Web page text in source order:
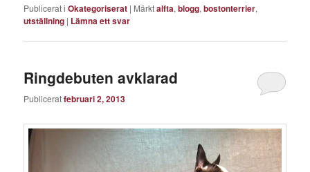
Publicerat i Okategoriserat | Märktalfta,blogg,bostonterrier,
utställning | Lämna ett svar
Ringdebuten avklarad
Publiceratfebruari 2, 2013